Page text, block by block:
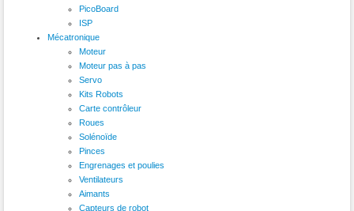
PicoBoard
ISP
Mécatronique
Moteur
Moteur pas à pas
Servo
Kits Robots
Carte contrôleur
Roues
Solénoïde
Pinces
Engrenages et poulies
Ventilateurs
Aimants
Capteurs de robot